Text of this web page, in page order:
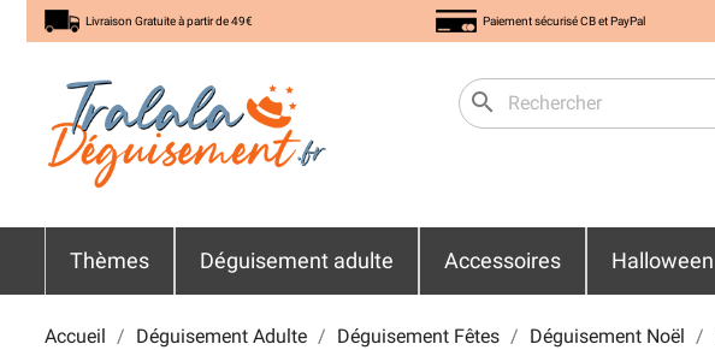
Livraison Gratuite à partir de 49€ Paiement sécurisé CB et PayPal
search
Thèmes Déguisement adulte Accessoires Halloween
Accueil Déguisement Adulte Déguisement Fêtes Déguisement Noël